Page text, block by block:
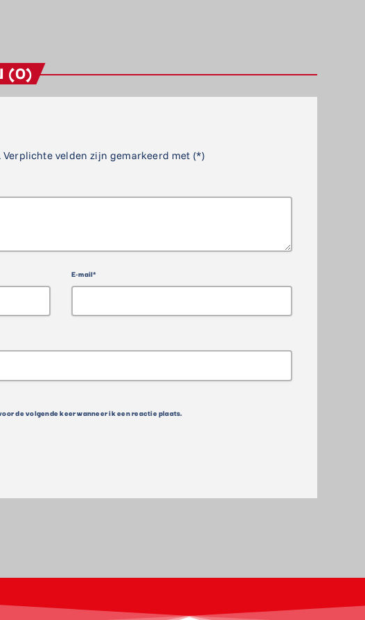
(0)
velden zijn gemarkeerd met (*)
E-mail*
de volgende keer wanneer ik een reactie plaats.